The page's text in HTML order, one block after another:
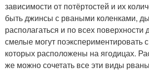
зависимости от потёртостей и их
быть джинсы с рваными коленками,
располагаться и по всех
смелые могут
которых расположены на ягодицах.
же можно сочетать все эти виды